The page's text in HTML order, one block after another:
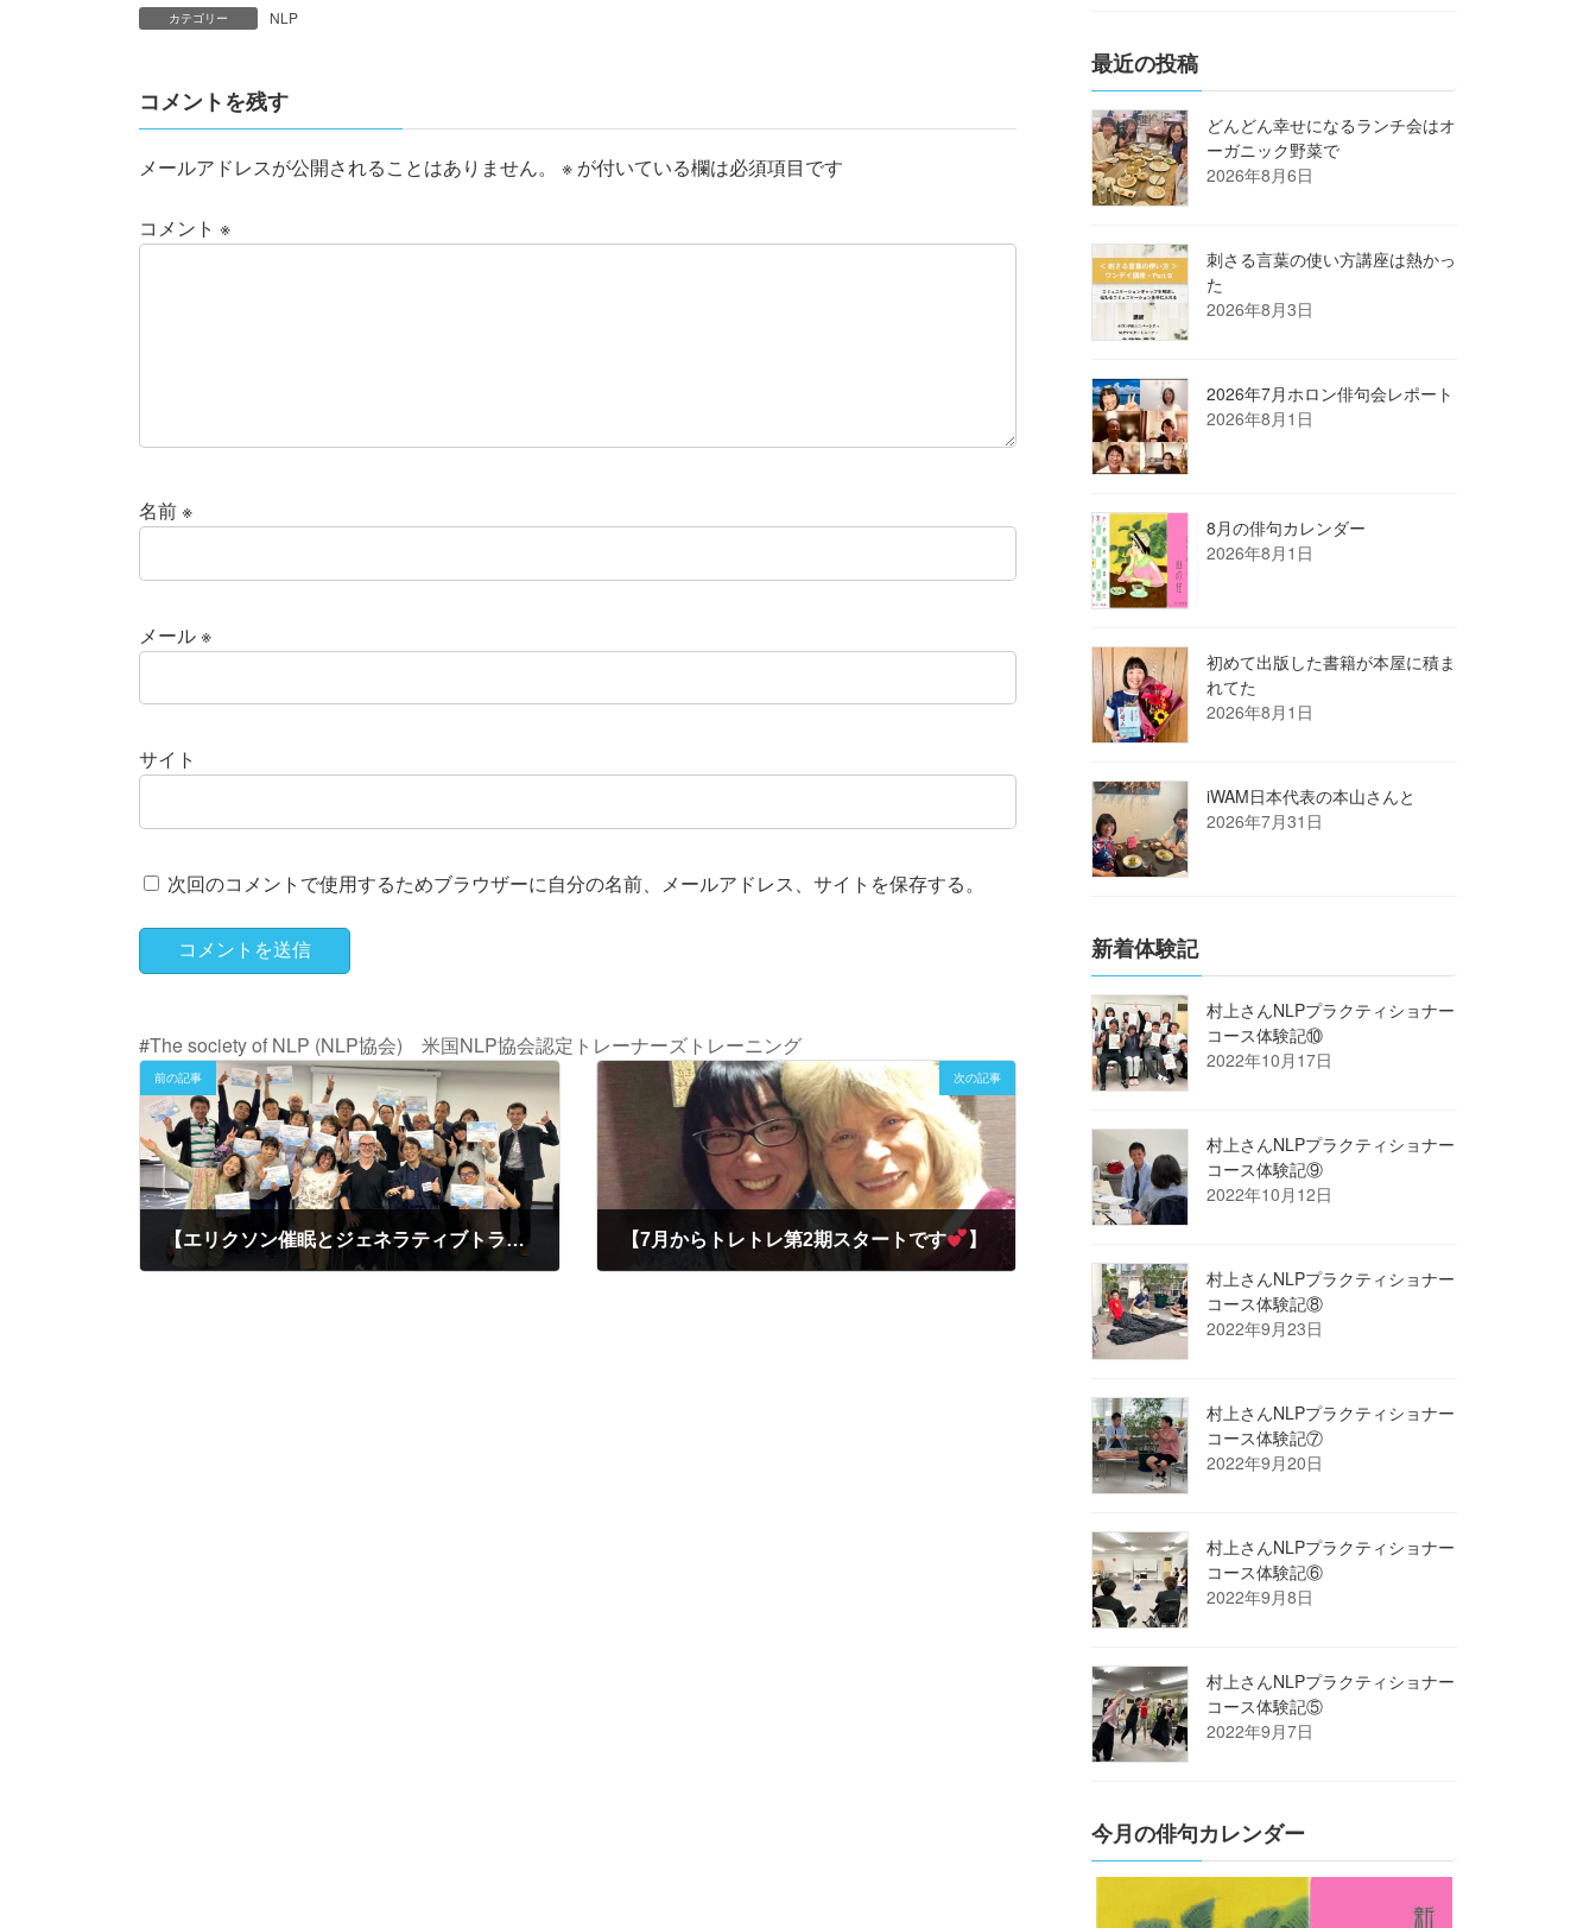
カテゴリー NLP
コメントを残す
メールアドレスが公開されることはありません。 ※ が付いている欄は必須項目です
コメント ※
名前※
メール※
サイト
次回のコメントで使用するためブラウザーに自分の名前、メールアドレス、サイトを保存する。
#The society of NLP (NLP協会) 米国NLP協会認定トレーナーズトレーニング
前の記事
【エリクソン催眠とジェネラティブトランス後期終了 】
次の記事
【7月からトレトレ第2期スタートです 】
最近の投稿
どんどん幸せになるランチ会はオ
ーガニック野菜で
2026年8月6日
刺さる言葉の使い方講座は熱かっ
た
2026年8月3日
2026年7月ホロン俳句会レポート
2026年8月1日
8月の俳句カレンダー
2026年8月1日
初めて出版した書籍が本屋に積ま
れてた
2026年8月1日
iWAM日本代表の本山さんと
2026年7月31日
新着体験記
村上さんNLPプラクティショナー
コース体験記⑩
2022年10月17日
村上さんNLPプラクティショナー
コース体験記⑨
2022年10月12日
村上さんNLPプラクティショナー
コース体験記⑧
2022年9月23日
村上さんNLPプラクティショナー
コース体験記⑦
2022年9月20日
村上さんNLPプラクティショナー
コース体験記⑥
2022年9月8日
村上さんNLPプラクティショナー
コース体験記⑤
2022年9月7日
今月の俳句カレンダー